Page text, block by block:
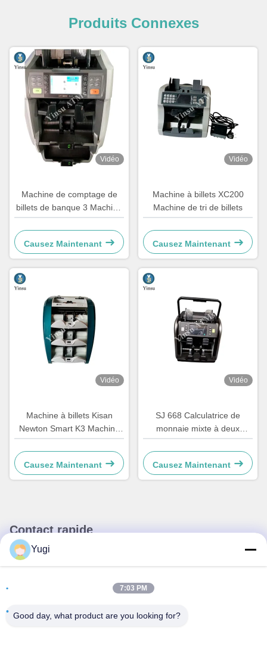
Produits Connexes
Vidéo
Machine de comptage de
billets de banque 3 Machine
de tri de billets de poche YS
9200
Causez Maintenant
Vidéo
Machine à billets XC200
Machine de tri de billets
Causez Maintenant
Vidéo
Machine à billets Kisan
Newton Smart K3 Machine
de tri de billets
Causez Maintenant
Vidéo
SJ 668 Calculatrice de
monnaie mixte à deux
poches CIS avec poignée
intégrée, monnaie
d'impression thermique,
calculatrice à batterie
Causez Maintenant
Contact rapide
Adresse
Xingye Est, parc industriel communautaire Shunjiang, ville
Yugi
7:03 PM
Good day, what product are you looking for?